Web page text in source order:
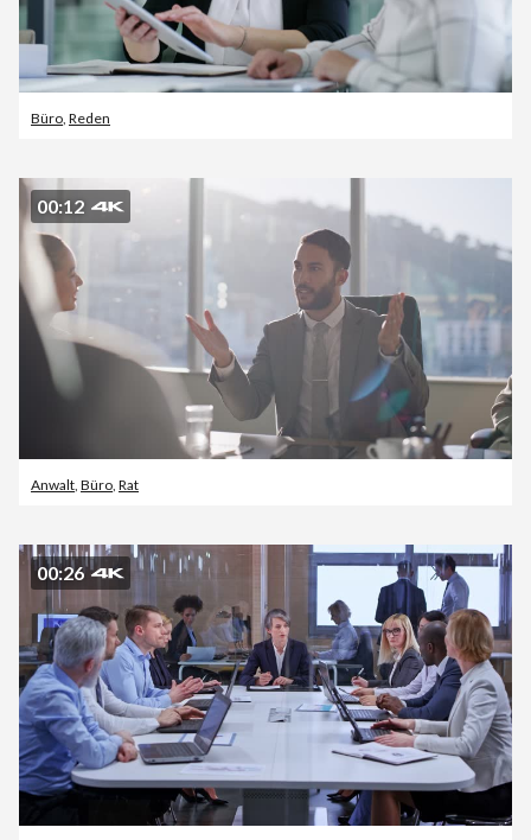
Büro Reden
00:12
Anwalt Büro Rat
00:26